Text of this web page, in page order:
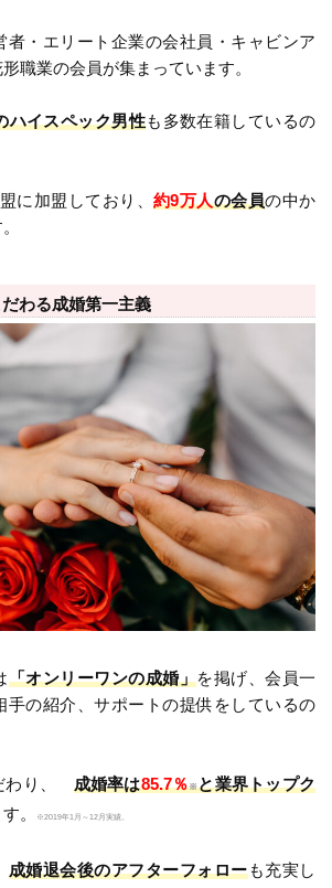
者・エリート企業の会社員・キャビンア
職業の会員が集まっています。
ハイスペック男性も多数在籍しているの
に加盟しており、 約9万人の会員の中か
わる成婚第一主義
「オンリーワンの成婚」を掲げ、会員一
手の紹介、サポートの提供をしているの
わり、 成婚率は85.7％※と業界トップク
。 ※2019年1月～12月実績。
成婚退会後のアフターフォローも充実し